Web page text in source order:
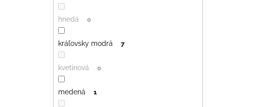
hnedá 0
kráľovsky modrá 7
kvetinová 0
medená 1